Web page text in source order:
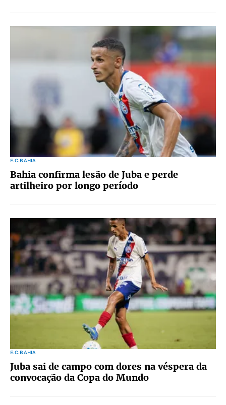
E.C.BAHIA
Bahia confirma lesão de Juba e perde
artilheiro por longo período
E.C.BAHIA
Juba sai de campo com dores na véspera da
convocação da Copa do Mundo